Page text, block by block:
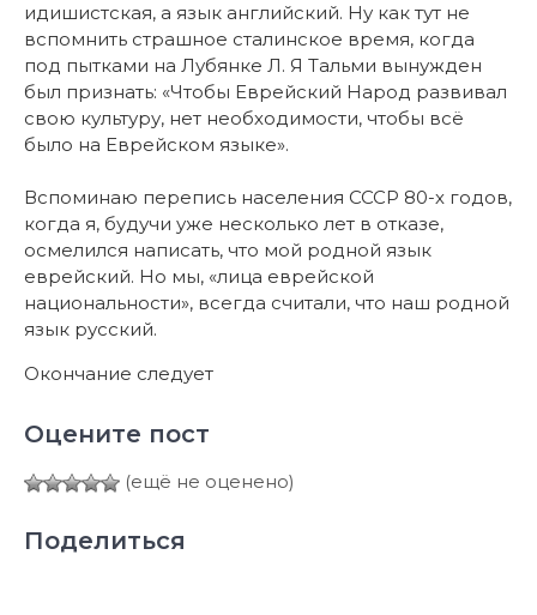
идишистская, а язык английский. Ну как тут не
вспомнить страшное сталинское время, когда
под пытками на Лубянке Л. Я Тальми вынужден
был признать: «Чтобы Еврейский Народ развивал
свою культуру, нет необходимости, чтобы всё
было на Еврейском языке».
Вспоминаю перепись населения СССР 80-х годов,
когда я, будучи уже несколько лет в отказе,
осмелился написать, что мой родной язык
еврейский. Но мы, «лица еврейской
национальности», всегда считали, что наш родной
язык русский.
Окончание следует
Оцените пост
(ещё не оценено)
Поделиться